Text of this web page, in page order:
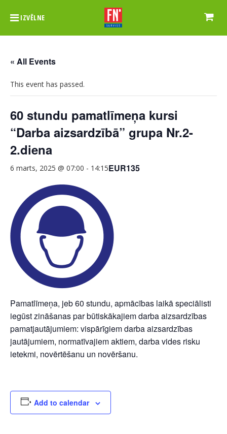
IZVĒLNE
« All Events
This event has passed.
60 stundu pamatlīmeņa kursi
“Darba aizsardzībā” grupa Nr.2-
2.diena
6 marts, 2025 @ 07:00 - 14:15EUR135
Pamatlīmeņa, jeb 60 stundu, apmācības laikā speciālisti
iegūst zināšanas par būtiskākajiem darba aizsardzības
pamatjautājumiem: vispārīgiem darba aizsardzības
jautājumiem, normatīvajiem aktiem, darba vides risku
ietekmi, novērtēšanu un novēršanu.
Add to calendar